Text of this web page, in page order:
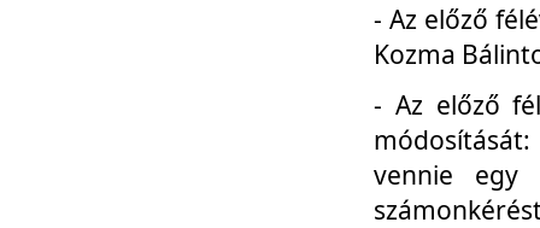
- Az előző
Kozma
- Az előző
vennie egy